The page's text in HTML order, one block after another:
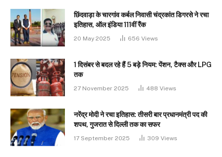
छिंदवाड़ा के चारगांव कर्बल निवासी चंद्रकांत डिगरसे ने रचा
इतिहास, ऑल इंडिया 111वीं रैंक
20 May 2025 656 Views
1 दिसंबर से बदल रहे हैं 5 बड़े नियम: पेंशन, टैक्स और LPG
तक
27 November 2025 488 Views
नरेंद्र मोदी ने रचा इतिहास: तीसरी बार प्रधानमंत्री पद की
शपथ, गुजरात से दिल्ली तक का सफर
17 September 2025 309 Views